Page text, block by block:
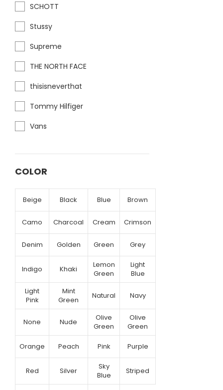
SCHOTT
Stussy
Supreme
THE NORTH FACE
thisisneverthat
Tommy Hilfiger
Vans
COLOR
Beige Black Blue Brown
Camo Charcoal Cream Crimson
Denim Golden Green Grey
Indigo Khaki
Lemon
Green
Light
Blue
Light
Pink
Mint
Green
Natural Navy
None Nude
Olive
Green
Olive
Green
Orange Peach Pink Purple
Red Silver
Sky
Blue
Striped